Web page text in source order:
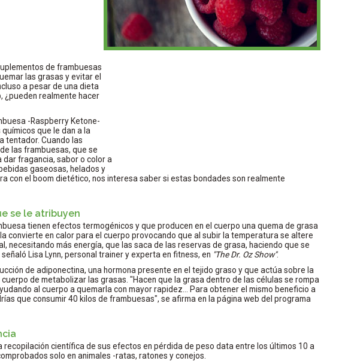
de frambuesas
las grasas y evitar el
a pesar de una dieta
¿pueden realmente hacer
-Raspberry Ketone-
que le dan a la
tentador. Cuando las
las frambuesas, que se
fragancia, sabor o color a
gaseosas, helados y
con el boom dietético, nos interesa saber si estas bondades son realmente
se le atribuyen
tienen efectos termogénicos y que producen en el cuerpo una quema de grasa
convierte en calor para el cuerpo provocando que al subir la temperatura se altere
necesitando más energía, que las saca de las reservas de grasa, haciendo que se
Lisa Lynn, personal trainer y experta en fitness, en "The Dr. Oz Show".
de adiponectina, una hormona presente en el tejido graso y que actúa sobre la
de metabolizar las grasas. "Hacen que la grasa dentro de las células se rompa
al cuerpo a quemarla con mayor rapidez... Para obtener el mismo beneficio a
que consumir 40 kilos de frambuesas", se afirma en la página web del programa
recopilación científica de sus efectos en pérdida de peso data entre los últimos 10 a
solo en animales -ratas, ratones y conejos.